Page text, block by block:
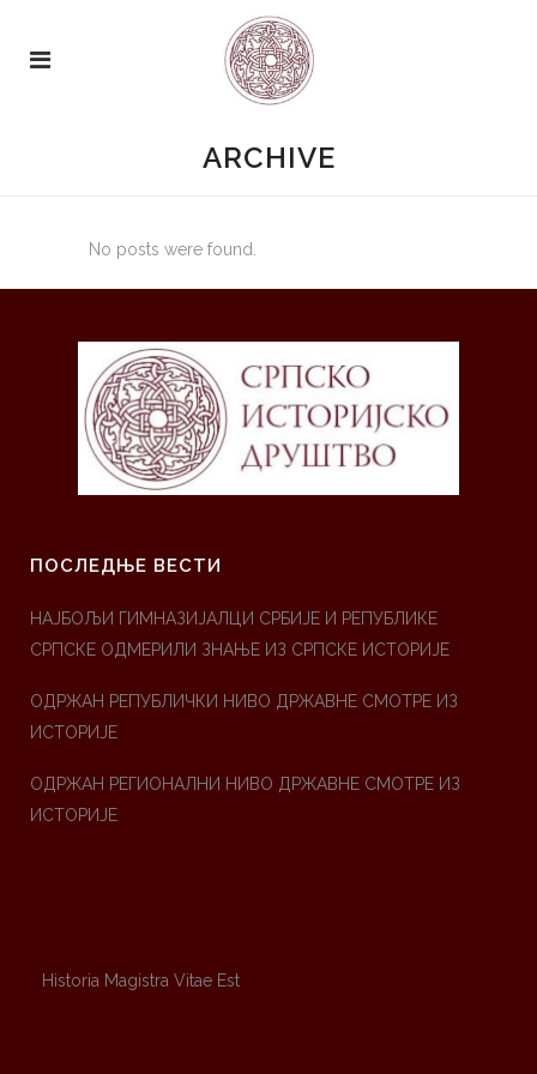
ARCHIVE
No posts were found.
ПОСЛЕДЊЕ ВЕСТИ
НАЈБОЉИ ГИМНАЗИЈАЛЦИ СРБИЈЕ И РЕПУБЛИКЕ
СРПСКЕ ОДМЕРИЛИ ЗНАЊЕ ИЗ СРПСКЕ ИСТОРИЈЕ
ОДРЖАН РЕПУБЛИЧКИ НИВО ДРЖАВНЕ СМОТРЕ ИЗ
ИСТОРИЈЕ
ОДРЖАН РЕГИОНАЛНИ НИВО ДРЖАВНЕ СМОТРЕ ИЗ
ИСТОРИЈЕ
Historia Magistra Vitae Est